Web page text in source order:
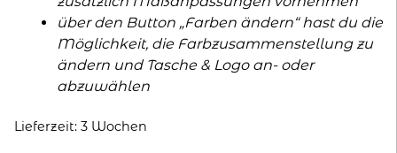
über den Button „Farben ändern“ hast du die
Möglichkeit, die Farbzusammenstellung zu
ändern und Tasche & Logo an- oder
abzuwählen
Lieferzeit: 3 Wochen